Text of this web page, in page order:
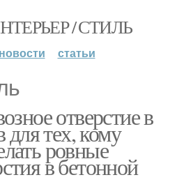
/ СТИЛЬ
новости статьи
отверстие в
для тех, кому
ровные
в бетонной